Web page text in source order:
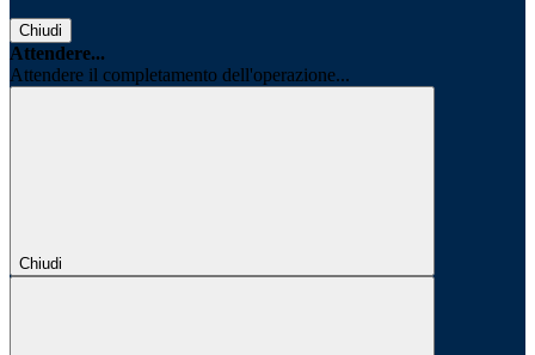
Chiudi
Attendere...
Attendere il completamento dell'operazione...
Chiudi